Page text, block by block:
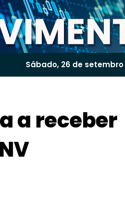
Sábado, 26 de setembro
a receber